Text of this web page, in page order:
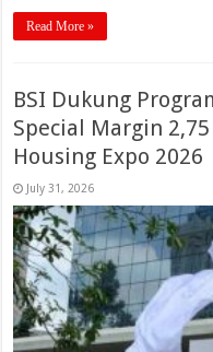
Read More »
BSI Dukung
Special Margin
Housing Expo 2026
July 31, 2026